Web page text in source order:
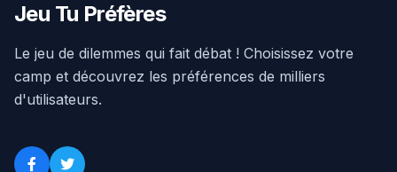
Jeu Tu Préfères
Le jeu de dilemmes qui fait débat ! Choisissez votre
camp et découvrez les préférences de milliers
d'utilisateurs.